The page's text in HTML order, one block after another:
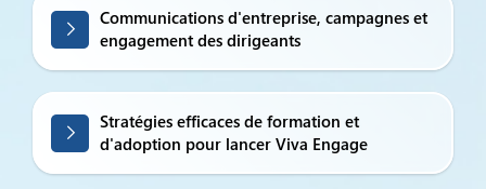
Communications d'entreprise, campagnes et
engagement des dirigeants
Stratégies efficaces de formation et
d'adoption pour lancer Viva Engage